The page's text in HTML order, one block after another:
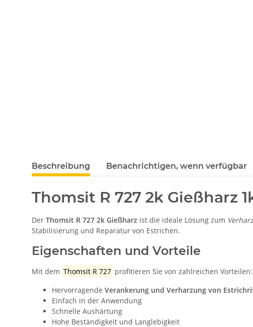
weitere Registerkarten anzeigen
Beschreibung Benachrichtigen, wenn verfügbar
Thomsit R 727 2k Gießharz
Der Thomsit R 727 2k Gießharz ist die ideale Lösung zum
Stabilisierung und Reparatur von Estrichen.
Eigenschaften und Vorteile
Mit dem Thomsit R 727 profitieren Sie von zahlreichen Vorteilen:
Hervorragende Verankerung und Verharzung von
Einfach in der Anwendung
Schnelle Aushärtung
Hohe Beständigkeit und Langlebigkeit